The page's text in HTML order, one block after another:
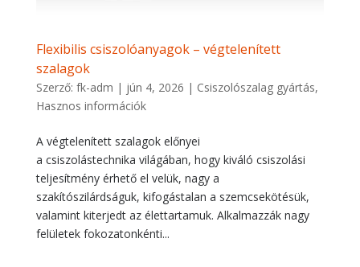
Flexibilis csiszolóanyagok – végtelenített
szalagok
Szerző: fk-adm | jún 4, 2026 | Csiszolószalag gyártás,
Hasznos információk
A végtelenített szalagok előnyei
a csiszolástechnika világában, hogy kiváló csiszolási
teljesítmény érhető el velük, nagy a
szakítószilárdságuk, kifogástalan a szemcsekötésük,
valamint kiterjedt az élettartamuk. Alkalmazzák nagy
felületek fokozatonkénti...